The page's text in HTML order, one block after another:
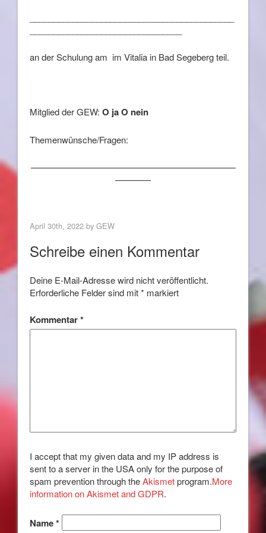
an der Schulung am im Vitalia in Bad Segeberg teil.
Mitglied der GEW: O ja O nein
Themenwünsche/Fragen:
———————————————————————
————
April 30th, 2022 by GEW
Schreibe einen Kommentar
Deine E-Mail-Adresse wird nicht veröffentlicht.
Erforderliche Felder sind mit* markiert
Kommentar*
I accept that my given data and my IP address is
sent to a server in the USA only for the purpose of
spam prevention through theAkismetprogram.More
information on Akismet and GDPR.
Name*